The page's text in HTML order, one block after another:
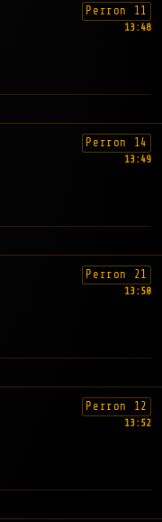
Perron 11
13:48
Perron 14
13:49
Perron 21
13:50
Perron 12
13:52